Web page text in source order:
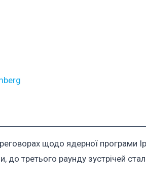
щодо ядерної програми
до третього раунду зустрічей